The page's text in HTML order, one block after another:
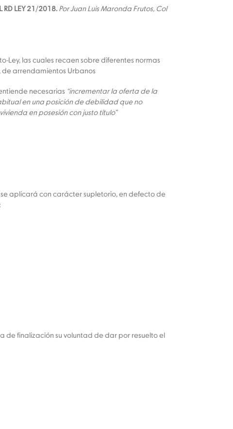
RD LEY 21/2018. Por Juan Luis Maronda Frutos, Col
Ley, las cuales recaen sobre diferentes normas
de arrendamientos Urbanos
necesarias “incrementar la oferta de la
en una posición de debilidad que no
en posesión con justo título”
aplicará con carácter supletorio, en defecto de
de finalización su voluntad de dar por resuelto el